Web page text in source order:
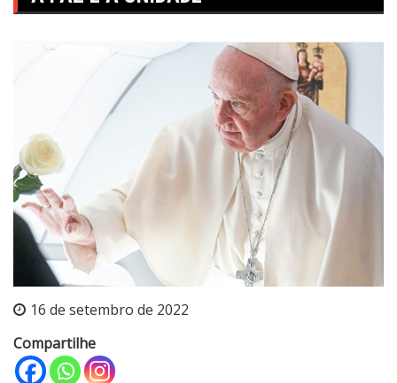
16 de setembro de 2022
Compartilhe